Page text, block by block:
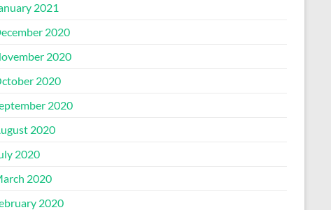
2021
2020
2020
2020
2020
2020
2020
2020
2020